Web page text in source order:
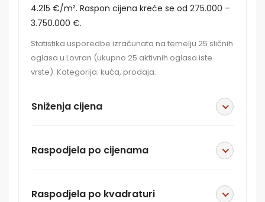
4.215 €/m². Raspon cijena kreće se od 275.000 –
3.750.000 €.
Statistika usporedbe izračunata na temelju 25 sličnih
oglasa u Lovran (ukupno 25 aktivnih oglasa iste
vrste). Kategorija: kuća, prodaja.
Sniženja cijena
Raspodjela po cijenama
Raspodjela po kvadraturi